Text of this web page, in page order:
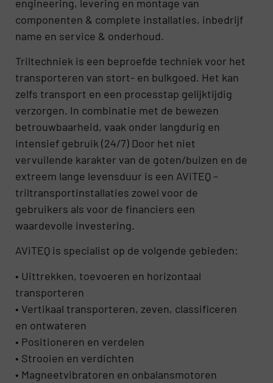
engineering, levering en montage van
componenten & complete installaties, inbedrijf
name en service & onderhoud.
Triltechniek is een beproefde techniek voor het
transporteren van stort- en bulkgoed. Het kan
zelfs transport en een processtap gelijktijdig
verzorgen. In combinatie met de bewezen
betrouwbaarheid, vaak onder langdurig en
intensief gebruik (24/7) Door het niet
vervuilende karakter van de goten/buizen en de
extreem lange levensduur is een AViTEQ –
triltransportinstallaties zowel voor de
gebruikers als voor de financiers een
waardevolle investering.
AViTEQ is specialist op de volgende gebieden:
• Uittrekken, toevoeren en horizontaal
transporteren
• Vertikaal transporteren, zeven, classificeren
en ontwateren
• Positioneren en verdelen
• Strooien en verdichten
• Magneetvibratoren en onbalansmotoren